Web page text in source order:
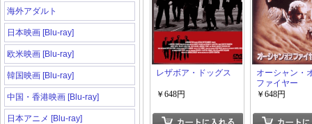
海外アダルト
日本映画 [Blu-ray]
欧米映画 [Blu-ray]
韓国映画 [Blu-ray]
中国・香港映画 [Blu-ray]
日本アニメ [Blu-ray]
レザボア・ドッグス
￥648円
オーシャン・
ファイヤー
￥648円